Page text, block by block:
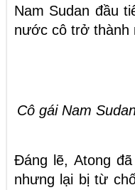
Nam Sudan đầu
nước cô trở thành
Cô gái Nam
Đáng lẽ, Atong
nhưng lại bị từ